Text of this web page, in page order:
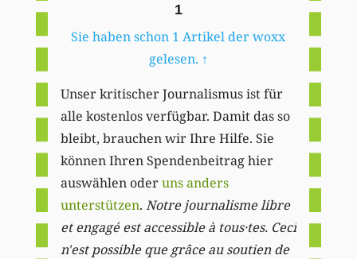
1
Sie haben schon 1 Artikel der woxx
gelesen. ↑
Unser kritischer Journalismus ist für
alle kostenlos verfügbar. Damit das so
bleibt, brauchen wir Ihre Hilfe. Sie
können Ihren Spendenbeitrag hier
auswählen oderuns anders
unterstützen. Notre journalisme libre
et engagé est accessible à tous·tes. Ceci
n'est possible que grâce au soutien de